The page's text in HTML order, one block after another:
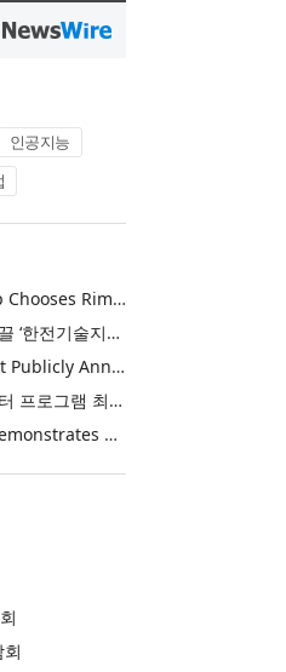
인공지능
Khimji Ramdas Group Chooses Rimini Street to Reduce SAP Support Costs, Protect 700+ Customizations and Reinvest Savings in Innovation
한전, 에너지 신산업 이끌 ‘한전기술지주’ 공식 출범
Purina Named as First Publicly Announced NIQ ConnectAI Charter Client
닐슨IQ, Connect AI 차터 프로그램 최초 고객사 ‘퓨리나’ 선정
Power Integrations Demonstrates World’s First 2200 V GaN Technology for Next-Era High-Voltage Power Systems